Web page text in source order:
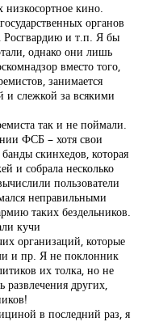
низкосортное кино.
органов
Росгвардию и т.п. Я бы
однако они лишь
вместо того,
занимается
и слежкой за всякими
так и не поймали.
ФСБ – хотя свои
скинхедов, которая
и собрала несколько
пользователи
неправильными
таких бездельников.
кучи
организаций, которые
и пр. Я не поклонник
их толка, но не
других,
в последний раз, я